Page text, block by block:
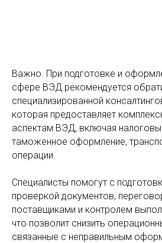
Важно. При подготовке и
сфере ВЭД рекомендуется
специализированной
которая предоставляет
аспектам ВЭД, включая
таможенное оформление,
операции.
Специалисты помогут с
проверкой документов,
поставщиками и контролем
что позволит снизить
связанные с неправильным